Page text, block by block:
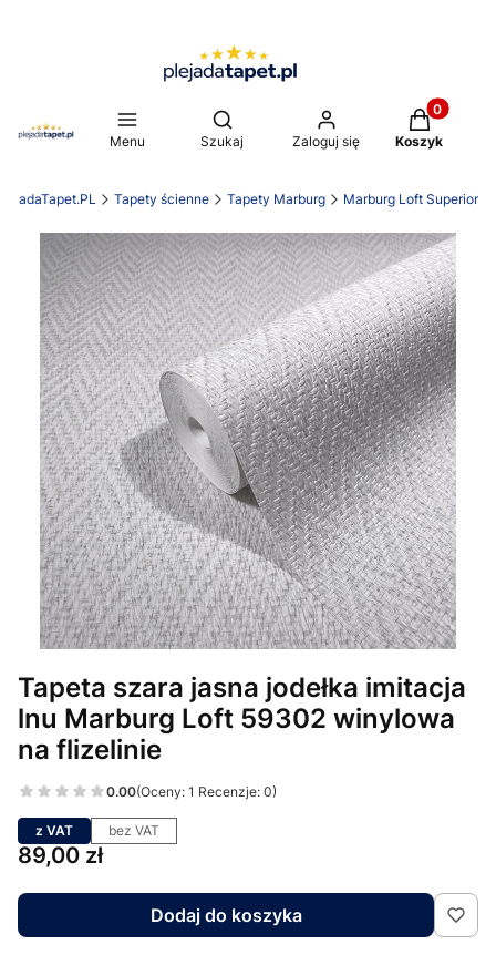
Menu
Otwórz wyszukiwarkę
Szukaj Zaloguj się
Produkty
Koszyk
Tapety ścienne Tapety Marburg Marburg Loft Superior
Tapeta szara jasna jodełka imitacja
lnu Marburg Loft 59302 winylowa
na flizelinie
0.00(Oceny: 1 Recenzje: 0)
z VAT bez VAT
Cena
89,00 zł
Dodaj do koszyka